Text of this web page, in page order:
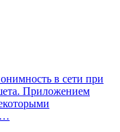
в сети при
Приложением